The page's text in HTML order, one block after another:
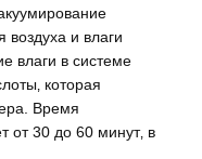
и влаги
влаги в системе
которая
Время
от 30 до 60 минут‚ в